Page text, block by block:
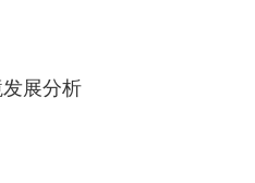
展分析